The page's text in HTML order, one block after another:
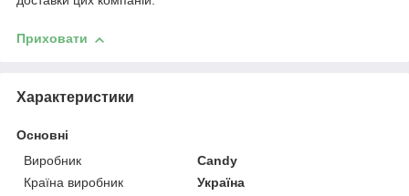
Приховати
Характеристики
Основні
Виробник
Candy
Країна виробник
Україна